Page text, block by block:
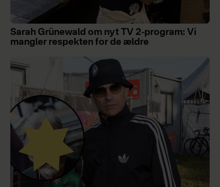
Sarah Grünewald om nyt TV 2-program: Vi
mangler respekten for de ældre